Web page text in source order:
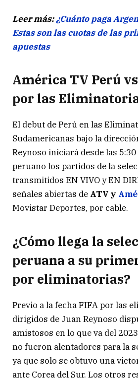
Leer más:¿Cuánto paga
Estas son las cuotas de las
apuestas
América TV Perú
por las
El debut de Perú en las
Sudamericanas bajo la
Reynoso iniciará desde las
peruano los partidos de la
transmitidos EN VIVO y EN
señales abiertas de ATV y
Movistar Deportes, por cable.
¿Cómo llega la
peruana a su
por eliminatorias?
Previo a la fecha FIFA por las
dirigidos de Juan Reynoso
amistosos en lo que va del
no fueron alentadores para la
ya que solo se obtuvo una
ante Corea del Sur. Los otros